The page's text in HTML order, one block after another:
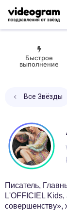
Быстрое
выполнение
Все Звёзды
Писатель,
L'OFFICIEL Kids,
совершенству»,